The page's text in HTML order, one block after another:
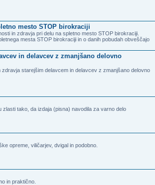
mesto STOP birokraciji
in zdravja pri delu na spletno mesto STOP birokraciji.
mesta STOP birokraciji in o danih pobudah obveščajo
in delavcev z zmanjšano delovno
starejšim delavcem in delavcev z zmanjšano delovno
tako, da izdaja (pisna) navodila za varno delo
opreme, viličarjev, dvigal in podobno.
in praktično.